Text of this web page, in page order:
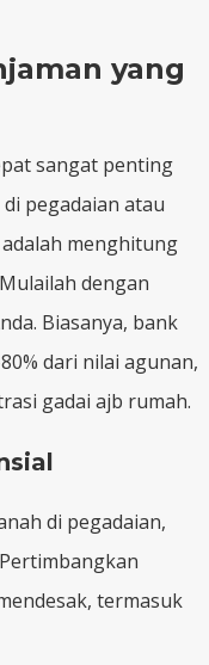
yang
sangat penting
pegadaian atau
menghitung
dengan
Biasanya, bank
dari nilai agunan,
gadai ajb rumah.
di pegadaian,
termasuk